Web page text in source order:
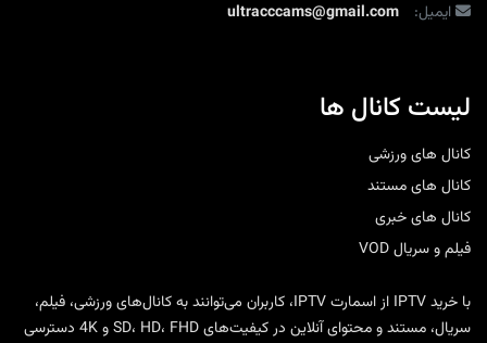
ایمیل:
ultracccams@gmail.com
لیست کانال ها
کانال های ورزشی
کانال های مستند
کانال های خبری
فیلم و سریال VOD
با خرید IPTV ازاسمارت IPTV
، کاربران می‌توانند به کانال‌های ورزشی، فیلم،
سریال، مستند و محتوای آنلاین در کیفیت‌های SD، HD، FHD و 4K دسترسی